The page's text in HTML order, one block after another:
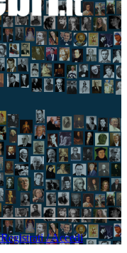
Registrati / Accedi